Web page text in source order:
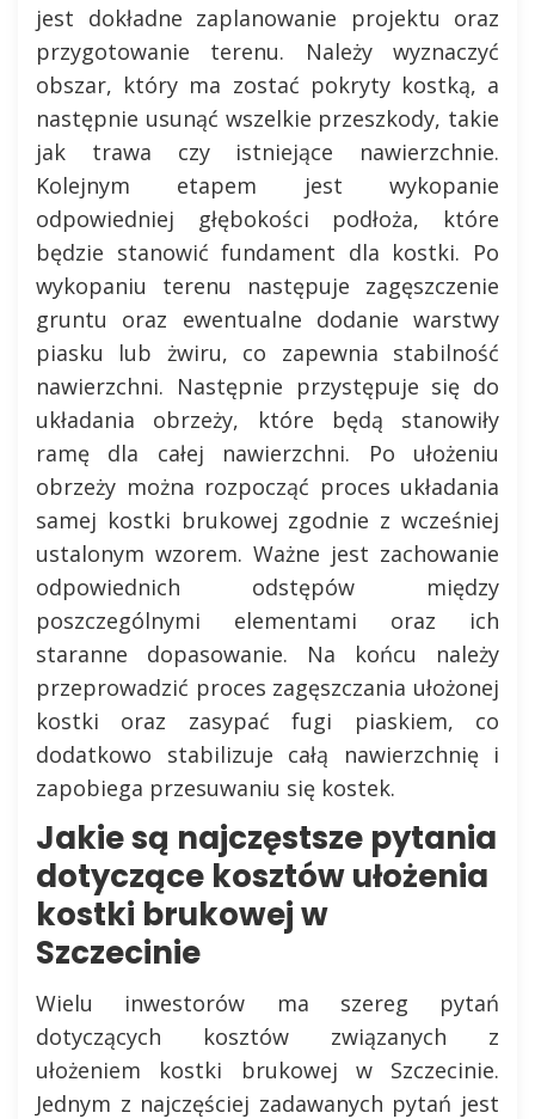
jest dokładne zaplanowanie projektu oraz
przygotowanie terenu. Należy wyznaczyć
obszar, który ma zostać pokryty kostką, a
następnie usunąć wszelkie przeszkody, takie
jak trawa czy istniejące nawierzchnie.
Kolejnym etapem jest wykopanie
odpowiedniej głębokości podłoża, które
będzie stanowić fundament dla kostki. Po
wykopaniu terenu następuje zagęszczenie
gruntu oraz ewentualne dodanie warstwy
piasku lub żwiru, co zapewnia stabilność
nawierzchni. Następnie przystępuje się do
układania obrzeży, które będą stanowiły
ramę dla całej nawierzchni. Po ułożeniu
obrzeży można rozpocząć proces układania
samej kostki brukowej zgodnie z wcześniej
ustalonym wzorem. Ważne jest zachowanie
odpowiednich odstępów między
poszczególnymi elementami oraz ich
staranne dopasowanie. Na końcu należy
przeprowadzić proces zagęszczania ułożonej
kostki oraz zasypać fugi piaskiem, co
dodatkowo stabilizuje całą nawierzchnię i
zapobiega przesuwaniu się kostek.
Jakie są najczęstsze pytania
dotyczące kosztów ułożenia
kostki brukowej w
Szczecinie
Wielu inwestorów ma szereg pytań
dotyczących kosztów związanych z
ułożeniem kostki brukowej w Szczecinie.
Jednym z najczęściej zadawanych pytań jest